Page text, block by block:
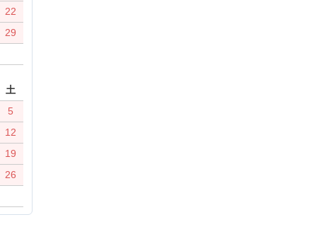
22
29
土
5
12
19
26